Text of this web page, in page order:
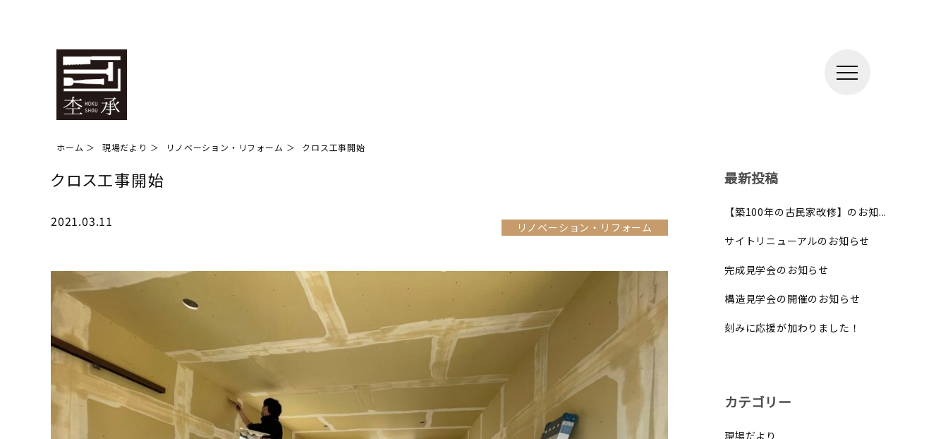
ホーム 現場だより リノベーション・リフォーム クロス工事開始
クロス工事開始
2021.03.11 リノベーション・リフォーム
最新投稿
【築100年の古民家改修】のお知...
サイトリニューアルのお知らせ
完成見学会のお知らせ
構造見学会の開催のお知らせ
刻みに応援が加わりました！
カテゴリー
現場だより